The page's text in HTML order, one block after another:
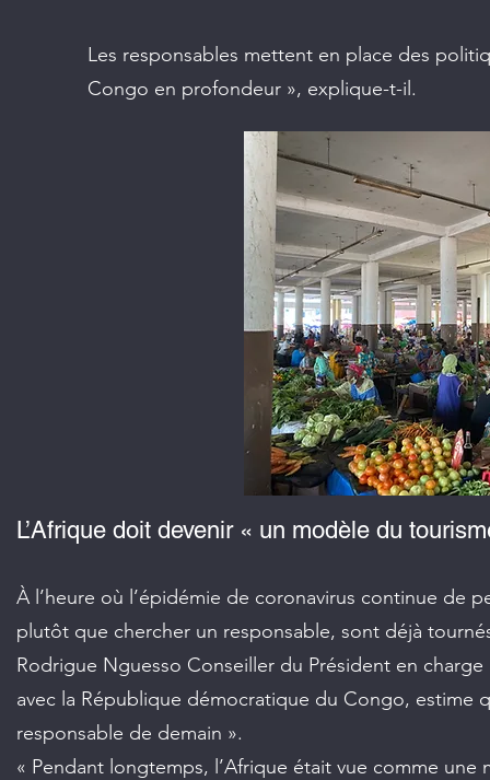
Les responsables mettent en place des
Congo en profondeur », explique-t-il.
L’Afrique doit devenir « un modèle du
À l’heure où l’épidémie de coronavirus continue de
plutôt que chercher un responsable, sont déjà
Rodrigue Nguesso Conseiller du Président en
avec la République démocratique du Congo, estime
responsable de demain ».
« Pendant longtemps, l’Afrique était vue comme